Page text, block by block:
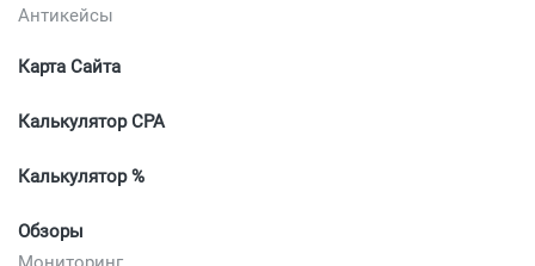
Антикейсы
Карта Сайта
Калькулятор CPA
Калькулятор %
Обзоры